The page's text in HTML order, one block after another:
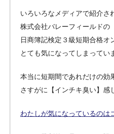
いろいろなメディアで紹介さ
株式会社バレーフィールドの
日商簿記検定３級短期合格オ
とても気になってしまってい
本当に短期間であれだけの効
さすがに【インチキ臭い】感
わたしが気になっているのは